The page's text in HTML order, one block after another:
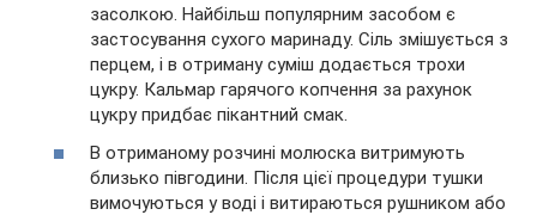
засолкою. Найбільш популярним засобом є
застосування сухого маринаду. Сіль змішується з
перцем, і в отриману суміш додається трохи
цукру. Кальмар гарячого копчення за рахунок
цукру придбає пікантний смак.
В отриманому розчині молюска витримують
близько півгодини. Після цієї процедури тушки
вимочуються у воді і витираються рушником або